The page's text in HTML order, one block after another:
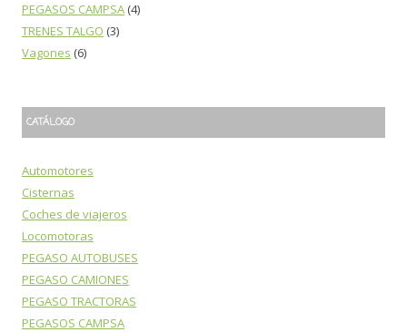
PEGASOS CAMPSA (4)
TRENES TALGO (3)
Vagones (6)
CATÁLOGO
Automotores
Cisternas
Coches de viajeros
Locomotoras
PEGASO AUTOBUSES
PEGASO CAMIONES
PEGASO TRACTORAS
PEGASOS CAMPSA